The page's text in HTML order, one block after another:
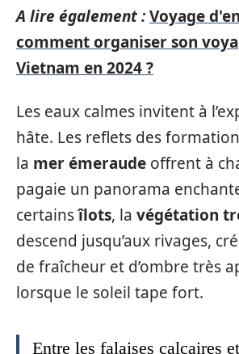
A lire également :Voyage
comment organiser son
Vietnam en 2024 ?
Les eaux calmes invitent à
hâte. Les reflets des
la mer émeraude offrent à
pagaie un panorama
certainsîlots, la végétation
descend jusqu’aux rivages,
de fraîcheur et d’ombre très
lorsque le soleil tape fort.
Entre les falaises calcaires